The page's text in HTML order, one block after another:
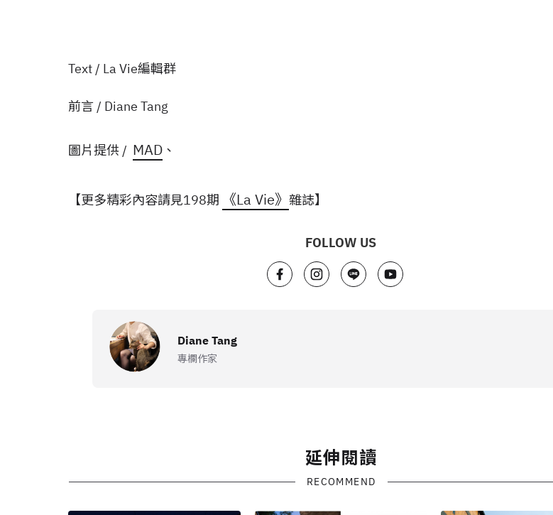
Text / La Vie編輯群
前言 / Diane Tang
圖片提供 / MAD 、
【更多精彩內容請見198期 《La Vie》 雜誌】
FOLLOW US
Diane Tang
專欄作家
延伸閱讀
RECOMMEND